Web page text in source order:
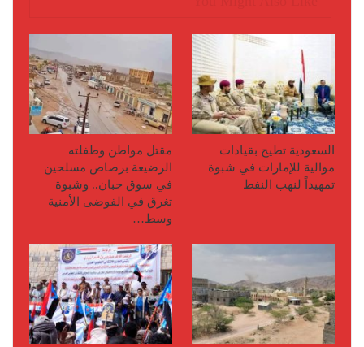
السعودية تطيح بقيادات
موالية للإمارات في شبوة
تمهيداً لنهب النفط
مقتل مواطن وطفلته
الرضيعة برصاص مسلحين
في سوق حبان.. وشبوة
تغرق في الفوضى الأمنية
وسط…